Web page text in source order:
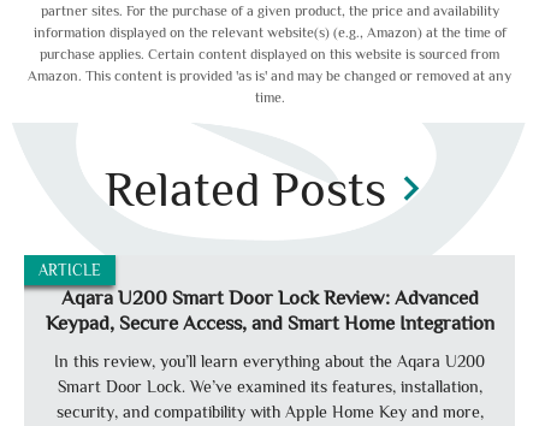
partner sites. For the purchase of a given product, the price and availability
information displayed on the relevant website(s) (e.g., Amazon) at the time of
purchase applies. Certain content displayed on this website is sourced from
Amazon. This content is provided 'as is' and may be changed or removed at any
time.
Related Posts chevron_right
ARTICLE
Aqara U200 Smart Door Lock Review: Advanced
Keypad, Secure Access, and Smart Home Integration
In this review, you’ll learn everything about the Aqara U200
Smart Door Lock. We’ve examined its features, installation,
security, and compatibility with Apple Home Key and more,